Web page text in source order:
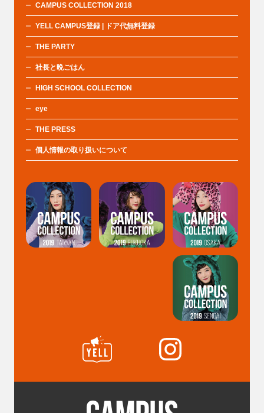
CAMPUS COLLECTION 2018
YELL CAMPUS登録 | ドア代無料登録
THE PARTY
社長と晩ごはん
HIGH SCHOOL COLLECTION
eye
THE PRESS
個人情報の取り扱いについて